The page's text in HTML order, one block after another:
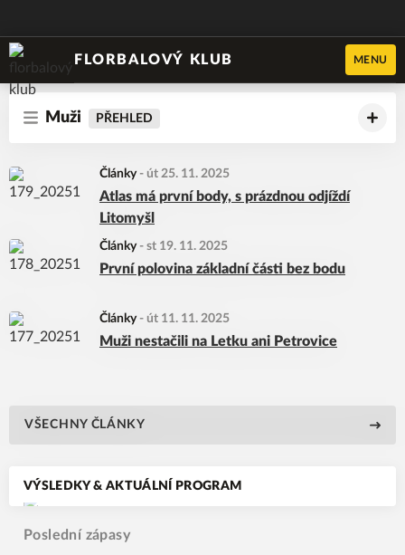
FLORBALOVÝ KLUB MENU
Muži PŘEHLED
Články - út 25. 11. 2025
Atlas má první body, s prázdnou odjíždí
Litomyšl
Články - st 19. 11. 2025
První polovina základní části bez bodu
Články - út 11. 11. 2025
Muži nestačili na Letku ani Petrovice
VŠECHNY ČLÁNKY
VÝSLEDKY & AKTUÁLNÍ PROGRAM
Poslední zápasy